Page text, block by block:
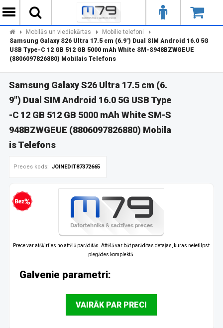
Mobilās un viediekārtas
Mobilie telefoni
Samsung Galaxy S26 Ultra 17.5 cm (6.9") Dual SIM Android 16.0 5G
USB Type-C 12 GB 512 GB 5000 mAh White SM-S948BZWGEUE
(8806097826880) Mobilais Telefons
Samsung Galaxy S26 Ultra 17.5 cm (6.
9") Dual SIM Android 16.0 5G USB Type
-C 12 GB 512 GB 5000 mAh White SM-S
948BZWGEUE (8806097826880) Mobila
is Telefons
Preces kods: JOINEDIT87372665
kredīts
Prece var atšķirties no attēlā parādītās. Attēlā var būt parādītas detaļas, kuras neietilpst
piegādes komplektā.
Galvenie parametri:
VAIRĀK PAR PRECI